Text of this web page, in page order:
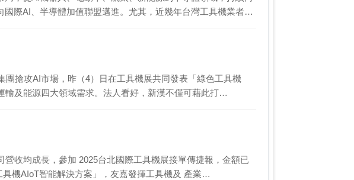
際AI、半導體加值聯盟邁進。尤其，近幾年台灣工具機業者…
團搶攻AI市場，昨（4）日在工具機展共同發表「綠色工具機
輸及能源四大領域需求。法人看好，新漢不僅可藉此打…
收均成長，參加 2025台北國際工具機展接單傳捷報，金額已
機AIoT智能解決方案」，友嘉發揮工具機及 產業…